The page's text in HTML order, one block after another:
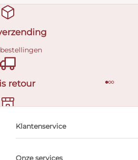
retour
afspraak
Klantenservice
Onze services